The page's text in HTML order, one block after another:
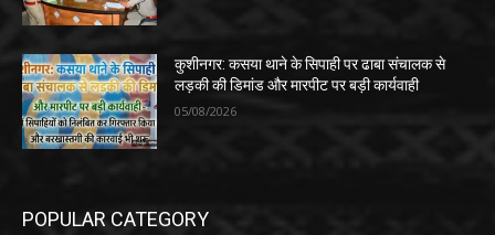
कुशीनगर: कसया थाने के सिपाही पर ढाबा संचालक से
लड़की की डिमांड और मारपीट पर बड़ी कार्यवाही
05/08/2026
POPULAR CATEGORY